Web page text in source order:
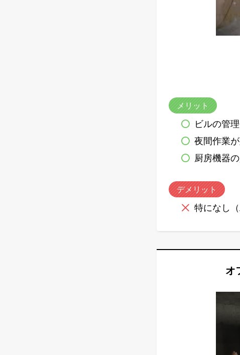
メリット
ビルの管
夜間作業
厨房機器
デメリット
特になし
オ